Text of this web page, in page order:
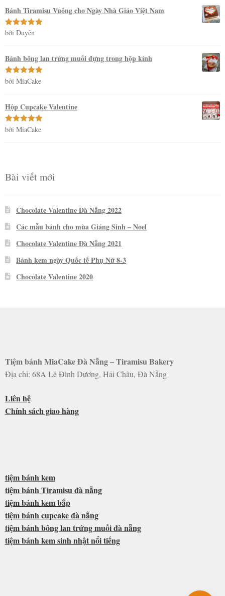
Bánh Tiramisu Vuông cho Ngày Nhà Giáo Việt Nam
Được xếp
sao
bởi Duyên
Bánh bông lan trứng muối đựng trong hộp kính
Được xếp
bởi MiaCake
Hộp Cupcake Valentine
Được xếp
bởi MiaCake
Bài viết mới
Chocolate Valentine Đà Nẵng 2022
Các mẫu bánh cho mùa Giáng Sinh – Noel
Chocolate Valentine Đà Nẵng 2021
Bánh kem ngày Quốc tế Phụ Nữ 8-3
Chocolate Valentine 2020
Tiệm bánh MiaCake Đà Nẵng – Tiramisu Bakery
Địa chỉ: 68A Lê Đình Dương, Hải Châu, Đà Nẵng
Liên hệ
Chính sách giao hàng
tiệm bánh kem
tiệm bánh Tiramisu đà nẵng
tiệm bánh kem bắp
tiệm bánh cupcake đà nẵng
tiệm bánh bông lan trứng muối đà nẵng
tiệm bánh kem sinh nhật nổi tiếng